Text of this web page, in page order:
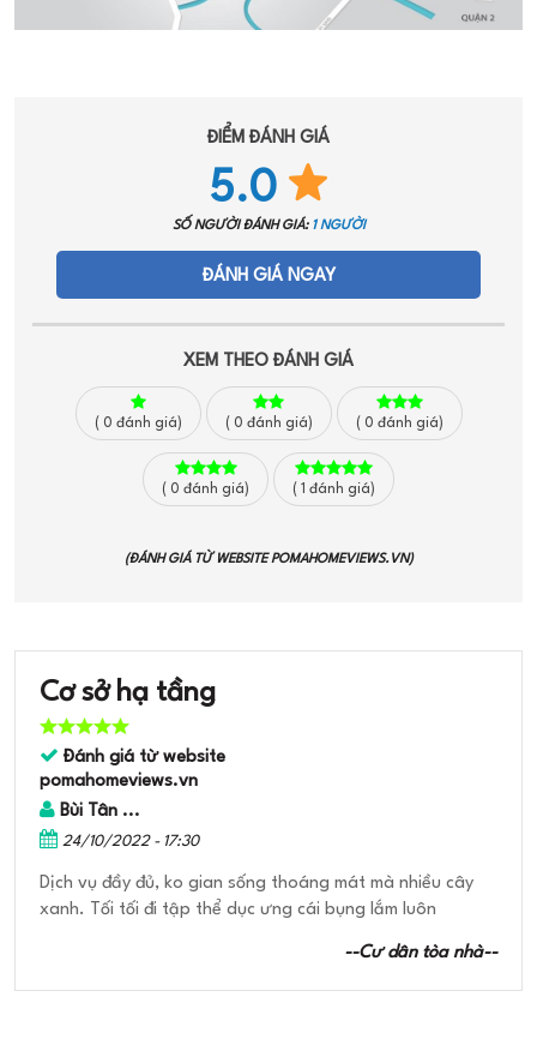
ĐIỂM ĐÁNH GIÁ
5.0
SỐ NGƯỜI ĐÁNH GIÁ: 1 NGƯỜI
ĐÁNH GIÁ NGAY
XEM THEO ĐÁNH GIÁ
( 0 đánh giá) ( 0 đánh giá) ( 0 đánh giá)
( 0 đánh giá) ( 1 đánh giá)
(ĐÁNH GIÁ TỪ WEBSITEPOMAHOMEVIEWS.VN)
Cơ sở hạ tầng
Đánh giá từ website
pomahomeviews.vn
Bùi Tân ...
24/10/2022 - 17:30
Dịch vụ đầy đủ, ko gian sống thoáng mát mà nhiều cây
xanh. Tối tối đi tập thể dục ưng cái bụng lắm luôn
--Cư dân tòa nhà--